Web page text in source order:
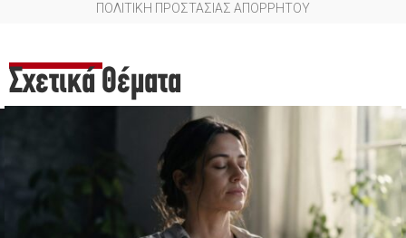
ΠΟΛΙΤΙΚΗ ΠΡΟΣΤΑΣΙΑΣ ΑΠΟΡΡΗΤΟΥ
Σχετικά Θέματα